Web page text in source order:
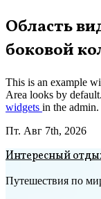
Перейти
к
содержимому
Область
боковой
This is an example
Area looks by
widgets in the admin.
Пт. Авг 7th, 2026
Интересный
Путешествия по